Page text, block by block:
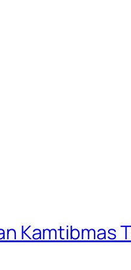
Kamtibmas